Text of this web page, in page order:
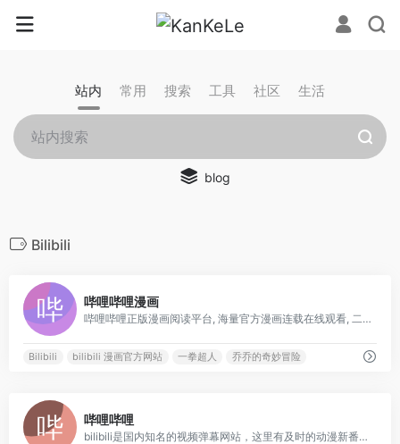
站内 常用 搜索 工具 社区 生活
blog
Bilibili
哔哩哔哩漫画
哔哩哔哩正版漫画阅读平台, 海量官方漫画连载在线观看, 二次元动漫迷的追漫神器, 热门漫画: 海贼王, 五等分的新娘, 约定的梦幻岛, 辉夜大小姐想让我告白 ~天才们的恋爱头脑战~, 关于我转生变成史莱姆这档事, 我的英雄学园, 修真聊天群, 乔乔的奇妙冒险, 斗罗大陆, 我家大师兄脑子有坑, 一拳超人, 灵能百分百, 铳梦等
Bilibili bilibili 漫画官方网站 一拳超人 乔乔的奇妙冒险
哔哩哔哩
bilibili是国内知名的视频弹幕网站，这里有及时的动漫新番，活跃的ACG氛围，有创意的Up主。大家可以在这里找到许多欢乐。